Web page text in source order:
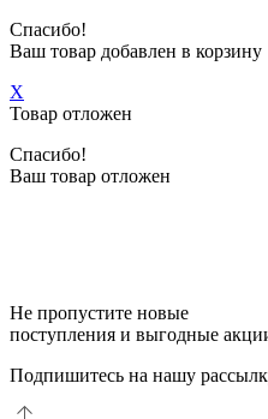
Спасибо!
Ваш товар добавлен в корзину
X
Товар отложен
Спасибо!
Ваш товар отложен
Не пропустите новые
поступления и выгодные
Подпишитесь на нашу